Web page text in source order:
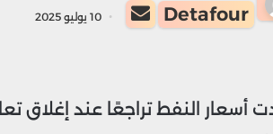
Detafour
أرسل
بريدا
10 يوليو 2025
أسعار النفط تراجعًا عند إغلاق